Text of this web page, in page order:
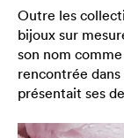
Outre les
bijoux sur
son nom
rencontrée
présentait ses